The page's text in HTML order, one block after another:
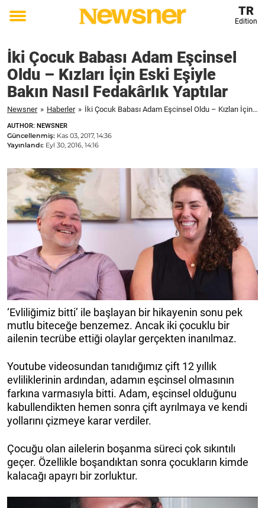
Toggle
TR
Edition
İki Çocuk Babası Adam Eşcinsel
Oldu – Kızları İçin Eski Eşiyle
Bakın Nasıl Fedakârlık Yaptılar
Newsner » Haberler » İki Çocuk Babası Adam Eşcinsel Oldu – Kızları İçin Eski Eşiyle Bakın Nasıl Fedakârlık Yaptılar
AUTHOR: NEWSNER
Güncellenmiş: Kas 03, 2017, 14:36
Yayınlandı: Eyl 30, 2016, 14:16
‘Evliliğimiz bitti’ ile başlayan bir hikayenin sonu pek
mutlu biteceğe benzemez. Ancak iki çocuklu bir
ailenin tecrübe ettiği olaylar gerçekten inanılmaz.
Youtube videosundan tanıdığımız çift 12 yıllık
evliliklerinin ardından, adamın eşcinsel olmasının
farkına varmasıyla bitti. Adam, eşcinsel olduğunu
kabullendikten hemen sonra çift ayrılmaya ve kendi
yollarını çizmeye karar verdiler.
Çocuğu olan ailelerin boşanma süreci çok sıkıntılı
geçer. Özellikle boşandıktan sonra çocukların kimde
kalacağı apayrı bir zorluktur.